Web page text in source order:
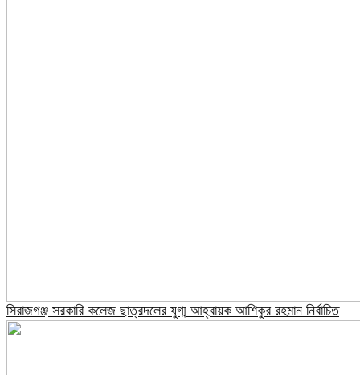
সিরাজগঞ্জ সরকারি কলেজ ছাত্রদলের যুগ্ম আহ্বায়ক আশিকুর রহমান নির্বাচিত